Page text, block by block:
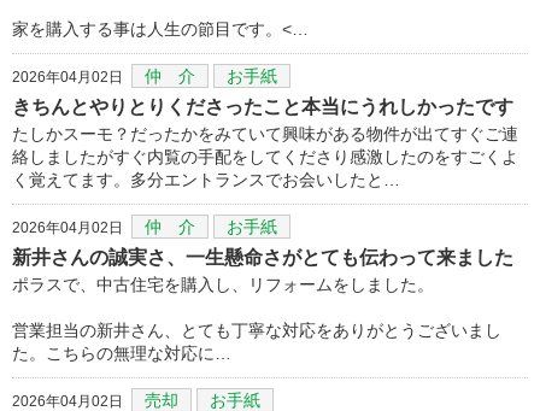
家を購入する事は人生の節目です。<…
2026年04月02日 仲 介 お手紙
きちんとやりとりくださったこと本当にうれしかったです
たしかスーモ？だったかをみていて興味がある物件が出てすぐご連
絡しましたがすぐ内覧の手配をしてくださり感激したのをすごくよ
く覚えてます。多分エントランスでお会いしたと…
2026年04月02日 仲 介 お手紙
新井さんの誠実さ、一生懸命さがとても伝わって来ました
ポラスで、中古住宅を購入し、リフォームをしました。
営業担当の新井さん、とても丁寧な対応をありがとうございまし
た。こちらの無理な対応に…
2026年04月02日 売却 お手紙